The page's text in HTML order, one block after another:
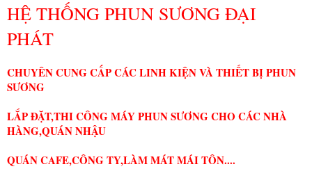
HỆ THỐNG PHUN SƯƠNG ĐẠI
PHÁT
CHUYÊN CUNG CẤP CÁC LINH KIỆN VÀ THIẾT BỊ PHUN
SƯƠNG
LẮP ĐẶT,THI CÔNG MÁY PHUN SƯƠNG CHO CÁC NHÀ
HÀNG,QUÁN NHẬU
QUÁN CAFE,CÔNG TY,LÀM MÁT MÁI TÔN....